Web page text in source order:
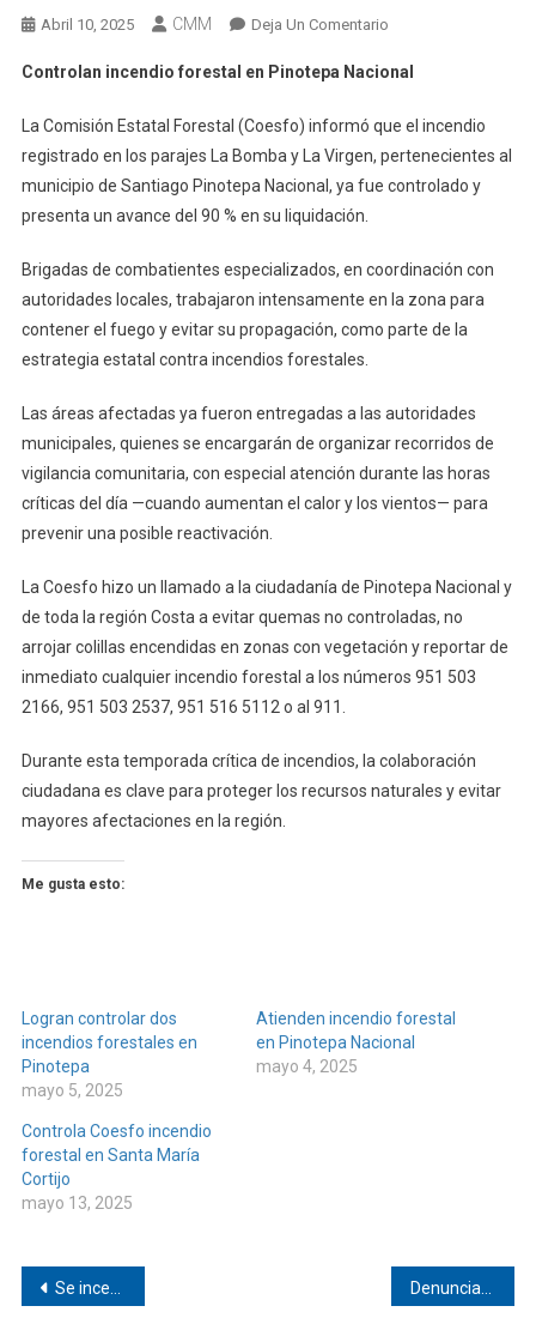
Abril 10, 2025 CMM Deja Un ComentarioEn
Incendio
En
Pinotepa
Nacional
Controlan incendio forestal en Pinotepa Nacional
La Comisión Estatal Forestal (Coesfo) informó que el incendio
registrado en los parajes La Bomba y La Virgen, pertenecientes al
municipio de Santiago Pinotepa Nacional, ya fue controlado y
presenta un avance del 90 % en su liquidación.
Brigadas de combatientes especializados, en coordinación con
autoridades locales, trabajaron intensamente en la zona para
contener el fuego y evitar su propagación, como parte de la
estrategia estatal contra incendios forestales.
Las áreas afectadas ya fueron entregadas a las autoridades
municipales, quienes se encargarán de organizar recorridos de
vigilancia comunitaria, con especial atención durante las horas
críticas del día —cuando aumentan el calor y los vientos— para
prevenir una posible reactivación.
La Coesfo hizo un llamado a la ciudadanía de Pinotepa Nacional y
de toda la región Costa a evitar quemas no controladas, no
arrojar colillas encendidas en zonas con vegetación y reportar de
inmediato cualquier incendio forestal a los números 951 503
2166, 951 503 2537, 951 516 5112 o al 911.
Durante esta temporada crítica de incendios, la colaboración
ciudadana es clave para proteger los recursos naturales y evitar
mayores afectaciones en la región.
Me gusta esto:
Logran controlar dos
incendios forestales en
Pinotepa
mayo 5, 2025
Atienden incendio forestal
en Pinotepa Nacional
mayo 4, 2025
Controla Coesfo incendio
forestal en Santa María
Cortijo
mayo 13, 2025
Navegación
Se incendió un tortón en Tututepec